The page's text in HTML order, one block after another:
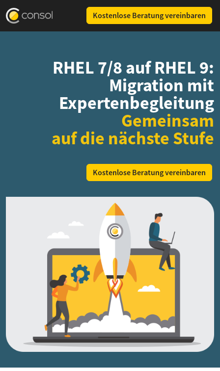
Kostenlose Beratung vereinbaren
RHEL 7/8 auf RHEL 9:
Migration mit
Expertenbegleitung
Gemeinsam
auf die nächste Stufe
Kostenlose Beratung vereinbaren